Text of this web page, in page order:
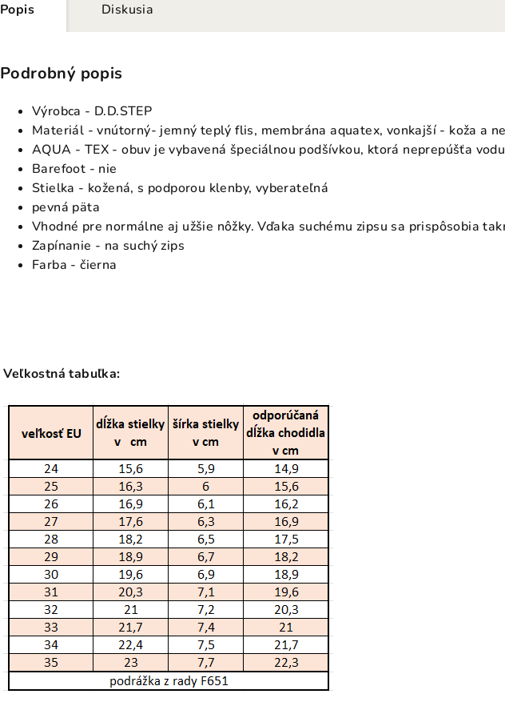
Popis Diskusia
Podrobný popis
Výrobca - D.D.STEP
Materiál - vnútorný- jemný teplý flis, membrána aquatex, vonkajší - koža a
AQUA - TEX - obuv je vybavená špeciálnou podšívkou, ktorá neprepúšťa
Barefoot - nie
Stielka - kožená, s podporou klenby, vyberateľná
pevná päta
Vhodné pre normálne aj užšie nôžky. Vďaka suchému zipsu sa prispôsobia
Zapínanie - na suchý zips
Farba - čierna
Veľkostná tabuľka: